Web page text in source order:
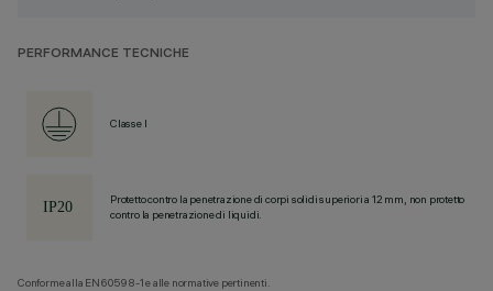
PERFORMANCE TECNICHE
Classe I
Protetto contro la penetrazione di corpi solidi superiori a 12 mm, non protetto
contro la penetrazione di liquidi.
Conforme alla EN60598-1 e alle normative pertinenti.